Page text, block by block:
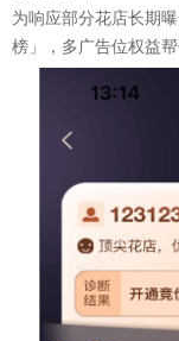
为响应部分花店长期
榜」，多广告位权益